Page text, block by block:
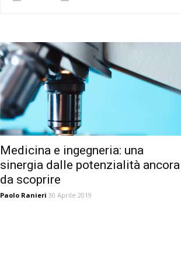
Medicina e ingegneria: una
sinergia dalle potenzialità ancora
da scoprire
Paolo Ranieri 30 Aprile 2019